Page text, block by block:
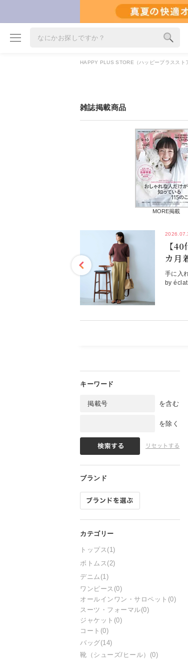
雑誌掲載アイテム
HAPPY PLUS STORE（ハッピープラススト
雑誌掲載商品
MORE掲載
【
カ月
ス
手に入
by
時期
れがぐ
を含む
を除く
トップス (1)
ボトムス (2)
デニム (1)
ワンピース (0)
オールインワン・サロペット (0)
スーツ・フォーマル(0)
ジャケット (0)
コート (0)
バッグ(14)
靴（シューズ/ヒール） (0)